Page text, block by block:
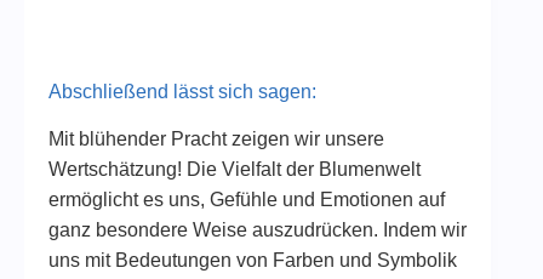
Abschließend lässt sich sagen:
Mit blühender Pracht zeigen wir unsere
Wertschätzung! Die Vielfalt der Blumenwelt
ermöglicht es uns, Gefühle und Emotionen auf
ganz besondere Weise auszudrücken. Indem wir
uns mit Bedeutungen von Farben und Symbolik